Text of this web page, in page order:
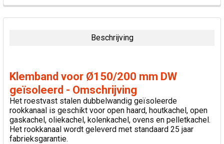
VAAK
SAMEN
VOEG
GESELECTEERDE
TOE AAN
WINKELWAGEN
Beschrijving
Klemband voor Ø150/200 mm DW
geïsoleerd - Omschrijving
Het roestvast stalen dubbelwandig geïsoleerde
rookkanaal is geschikt voor open haard, houtkachel, open
gaskachel, oliekachel, kolenkachel, ovens en pelletkachel.
Het rookkanaal wordt geleverd met standaard 25 jaar
fabrieksgarantie.